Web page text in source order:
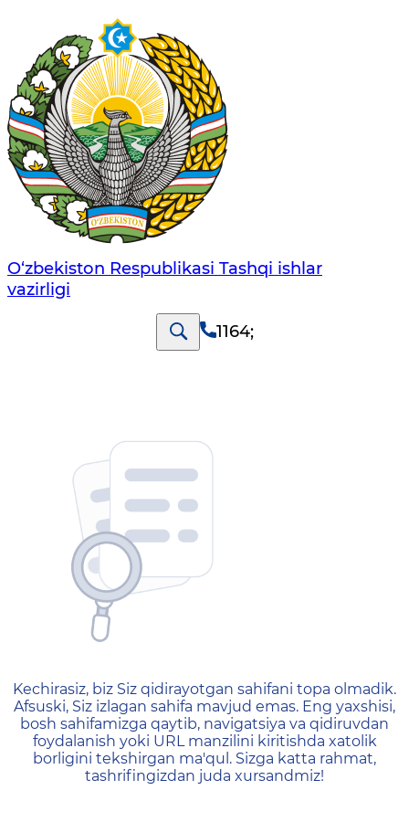
O‘zbеkistоn Rеspublikаsi Tashqi ishlаr
vаzirligi
1164;
404 — Страница не
Kechirasiz, biz Siz qidirayotgan sahifani topa olmadik.
Afsuski, Siz izlagan sahifa mavjud emas. Eng yaxshisi,
bosh sahifamizga qaytib, navigatsiya va qidiruvdan
foydalanish yoki URL manzilini kiritishda xatolik
borligini tekshirgan ma'qul. Sizga katta rahmat,
tashrifingizdan juda xursandmiz!